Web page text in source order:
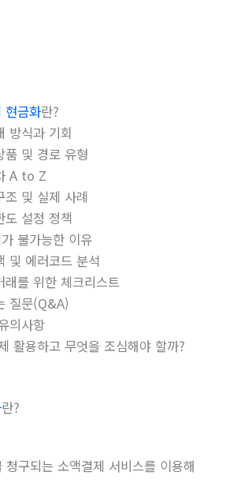
현금화란?
방식과 기회
품 및 경로 유형
A to Z
조 및 실제 사례
도 설정 정책
불가능한 이유
및 에러코드 분석
래를 위한 체크리스트
질문(Q&A)
의사항
활용하고 무엇을 조심해야 할까?
란?
청구되는 소액결제 서비스를 이용해